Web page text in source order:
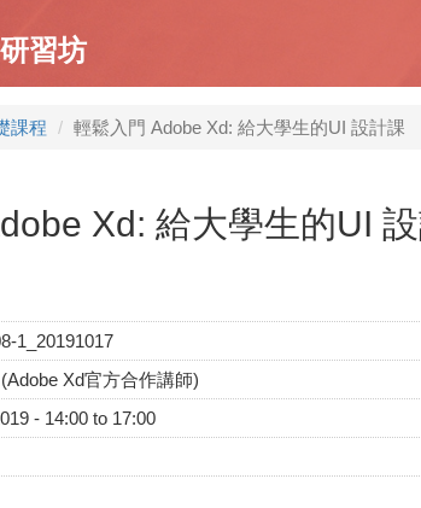
習坊
課程 輕鬆入門 Adobe Xd: 給大學生的UI 設計課
Xd: 給大學生的UI
1_20191017
Xd官方合作講師)
- 14:00 to 17:00